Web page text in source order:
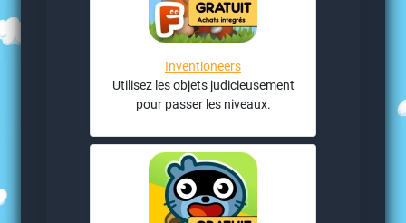
Inventioneers
Utilisez les objets judicieusement
pour passer les niveaux.